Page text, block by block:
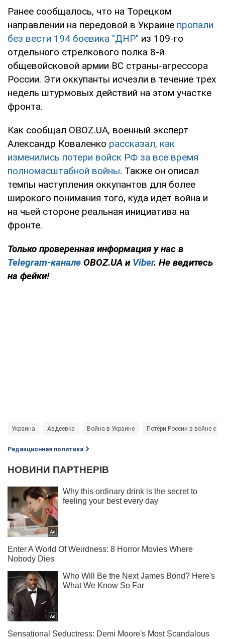
Ранее сообщалось, что на Торецком
направлении на передовой в Украине пропали
без вести 194 боевика "ДНР" из 109-го
отдельного стрелкового полка 8-й
общевойсковой армии ВС страны-агрессора
России. Эти оккупанты исчезли в течение трех
недель штурмовых действий на этом участке
фронта.
Как сообщал OBOZ.UA, военный эксперт
Александр Коваленко рассказал, как
изменились потери войск РФ за все время
полномасштабной войны. Также он описал
темпы наступления оккупантов для более
широкого понимания того, куда идет война и
на чьей стороне реальная инициатива на
фронте.
Только проверенная информация у нас в
Telegram-канале OBOZ.UA и Viber. Не ведитесь
на фейки!
Украина Авдеевка Война в Украине Потери России в войне с
Редакционная политика